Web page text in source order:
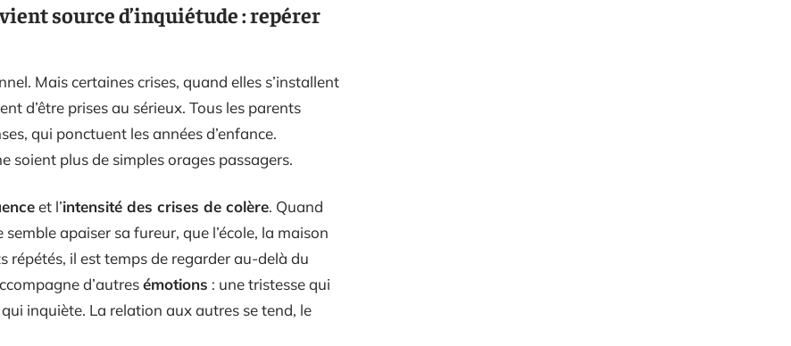
source d’inquiétude : repérer
Mais certaines crises, quand elles s’installent
d’être prises au sérieux. Tous les parents
qui ponctuent les années d’enfance.
soient plus de simples orages passagers.
et l’intensité des crises de colère. Quand
apaiser sa fureur, que l’école, la maison
répétés, il est temps de regarder au-delà du
d’autresémotions : une tristesse qui
inquiète. La relation aux autres se tend, le